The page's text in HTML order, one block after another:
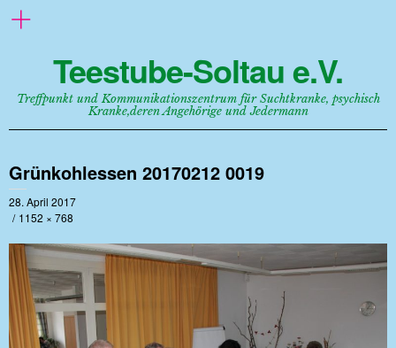
Teestube-Soltau e.V.
Treffpunkt und Kommunikationszentrum für Suchtkranke, psychisch
Kranke,deren Angehörige und Jedermann
Grünkohlessen 20170212 0019
28. April 2017
1152 × 768